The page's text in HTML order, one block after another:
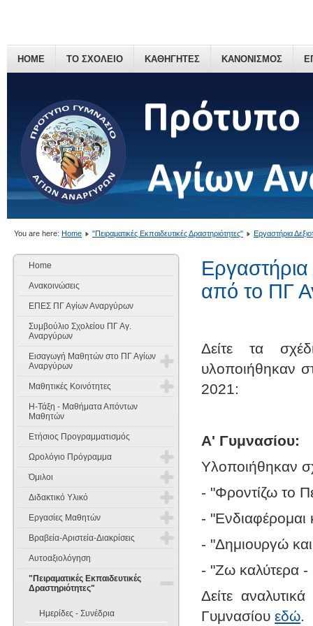
HOME ΤΟ ΣΧΟΛΕΙΟ ΚΑΘΗΓΗΤΕΣ ΚΑΝΟΝΙΣΜΟΣ
You are here: Home "Πειραματικές Εκπαιδευτικές Δραστηριότητες" Εργαστήρια
Home
Ανακοινώσεις
ΕΠΕΣ ΠΓ Αγίων Αναργύρων
Συμβούλιο Σχολείου ΠΓ Αγ.
Αναργύρων
Εισαγωγή Μαθητών στο ΠΓ Αγίων
Αναργύρων
Εισαγωγή Μαθητών στην Α'
Γυμνασίου
Γυμνασίου
Δεξιοτήτων
Μαθητικές Κοινότητες
Έννοιες Σκοπός και Χαρακτήρας
Όργανα Σύνθεση και λειτουργία
σχολική ζωή
Πενταμελή Μαθητικά Συμβούλια
Συμβούλιο
Η-Τάξη - Μαθήματα Απόντων
Μαθητών
Ετήσιος Προγραμματισμός
Ωρολόγιο Πρόγραμμα
Διδακτικό Ωράριο
Όμιλοι
Κανονισμός Ομίλων
Όμιλοι 2024-2025
Όμιλοι 2023-2024
Όμιλοι 2022-2023
Διδακτικό Υλικό
Α Γυμνασίου
Μαθηματικά
Μαθηματικά
Γ Γυμνασίου
Εργασίες Μαθητών
Εργασίες Μαθητών 2014-2015
Ετών
Βραβεία-Αριστεία-Διακρίσεις
Διακρίσεις 2025-2026
Διακρίσεις 2024-2025
Διακρίσεις 2023-2024
Αυτοαξιολόγηση
"Πειραματικές Εκπαιδευτικές
Δραστηριότητες"
Ημερίδες - Συνέδρια
από το ΠΓ
Δείτε τα
υλοποιήθηκαν
2021:
Α' Γυμνασίου:
Υλοποιήθηκαν
- "Φροντίζω το
-
- "Δημιουργώ
- "Ζω καλύτερα -
Δείτε
Γυμνασίουεδώ.